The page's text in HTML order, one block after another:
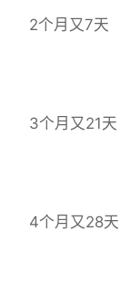
2个月又7天
3个月又21天
4个月又28天